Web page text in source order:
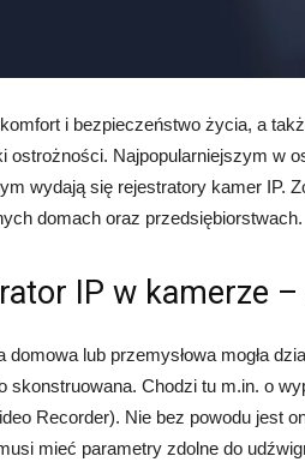
i bezpieczeństwo życia, a
ostrożności. Najpopularniejszym w
wydają się rejestratory kamer IP.
domach oraz przedsiębiorstwach.
IP w kamerze
domowa lub przemysłowa mogła
skonstruowana. Chodzi tu m.in. o
Recorder). Nie bez powodu jest
mieć parametry zdolne do